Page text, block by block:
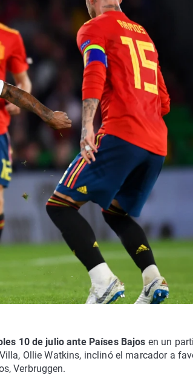
10 de julio ante Países Bajos en un
Ollie Watkins, inclinó el marcador a
Verbruggen.